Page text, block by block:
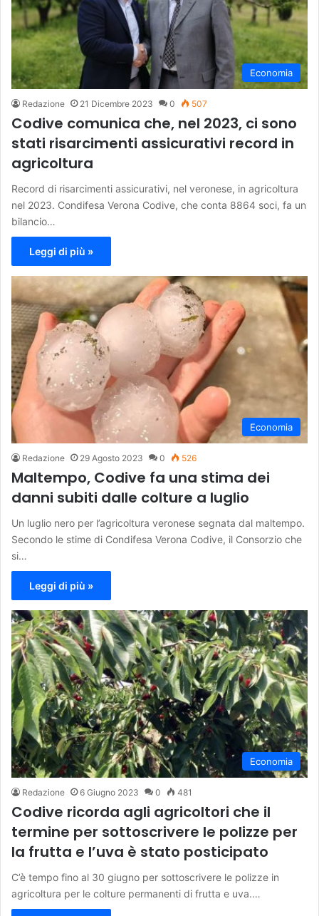
Economia
Redazione 21 Dicembre 2023 0 507
Codive comunica che, nel 2023, ci sono
stati risarcimenti assicurativi record in
agricoltura
Record di risarcimenti assicurativi, nel veronese, in agricoltura
nel 2023. Condifesa Verona Codive, che conta 8864 soci, fa un
bilancio…
Leggi di più »
Economia
Redazione 29 Agosto 2023 0 526
Maltempo, Codive fa una stima dei
danni subiti dalle colture a luglio
Un luglio nero per l’agricoltura veronese segnata dal maltempo.
Secondo le stime di Condifesa Verona Codive, il Consorzio che
si…
Leggi di più »
Economia
Redazione 6 Giugno 2023 0 481
Codive ricorda agli agricoltori che il
termine per sottoscrivere le polizze per
la frutta e l’uva è stato posticipato
C’è tempo fino al 30 giugno per sottoscrivere le polizze in
agricoltura per le colture permanenti di frutta e uva.…